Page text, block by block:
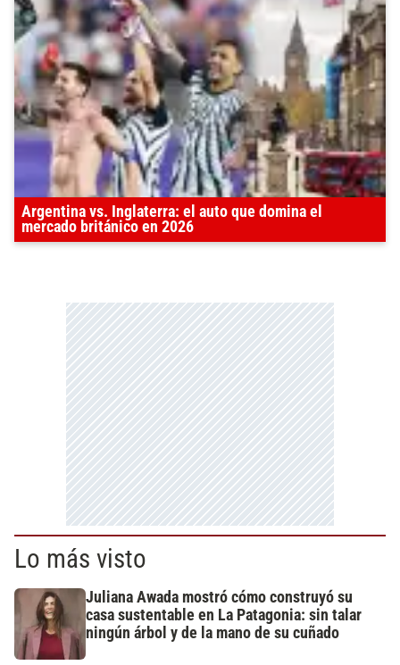
Argentina vs. Inglaterra: el auto que domina el
mercado británico en 2026
Lo más visto
Juliana Awada mostró cómo construyó su
casa sustentable en La Patagonia: sin talar
ningún árbol y de la mano de su cuñado